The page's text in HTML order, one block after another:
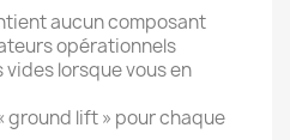
aucun composant
opérationnels
lorsque vous en
ground lift » pour chaque